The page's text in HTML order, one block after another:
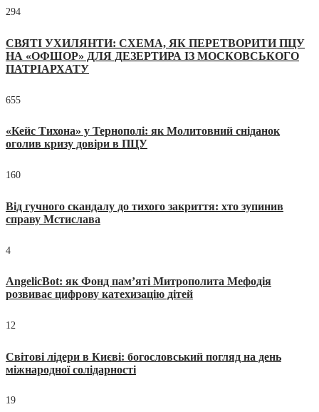
294
СВЯТІ УХИЛЯНТИ: СХЕМА, ЯК ПЕРЕТВОРИТИ ПЦУ
НА «ОФШОР» ДЛЯ ДЕЗЕРТИРА ІЗ МОСКОВСЬКОГО
ПАТРІАРХАТУ
655
«Кейс Тихона» у Тернополі: як Молитовний сніданок
оголив кризу довіри в ПЦУ
160
Від гучного скандалу до тихого закриття: хто зупинив
справу Мстислава
4
AngelicBot: як Фонд пам’яті Митрополита Мефодія
розвиває цифрову катехизацію дітей
12
Світові лідери в Києві: богословський погляд на день
міжнародної солідарності
19